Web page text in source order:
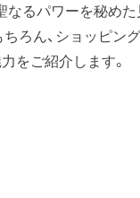
なるパワーを秘め
ろん、ショッピン
をご紹介します。